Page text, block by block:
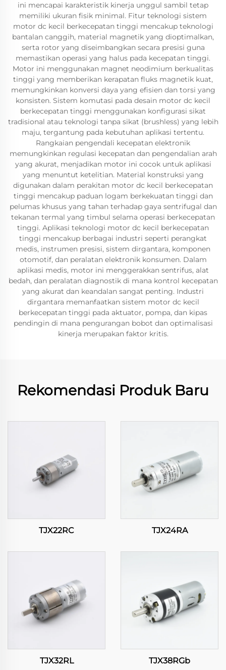
ini mencapai karakteristik kinerja unggul sambil tetap
memiliki ukuran fisik minimal. Fitur teknologi sistem
motor dc kecil berkecepatan tinggi mencakup teknologi
bantalan canggih, material magnetik yang dioptimalkan,
serta rotor yang diseimbangkan secara presisi guna
memastikan operasi yang halus pada kecepatan tinggi.
Motor ini menggunakan magnet neodimium berkualitas
tinggi yang memberikan kerapatan fluks magnetik kuat,
memungkinkan konversi daya yang efisien dan torsi yang
konsisten. Sistem komutasi pada desain motor dc kecil
berkecepatan tinggi menggunakan konfigurasi sikat
tradisional atau teknologi tanpa sikat (brushless) yang lebih
maju, tergantung pada kebutuhan aplikasi tertentu.
Rangkaian pengendali kecepatan elektronik
memungkinkan regulasi kecepatan dan pengendalian arah
yang akurat, menjadikan motor ini cocok untuk aplikasi
yang menuntut ketelitian. Material konstruksi yang
digunakan dalam perakitan motor dc kecil berkecepatan
tinggi mencakup paduan logam berkekuatan tinggi dan
pelumas khusus yang tahan terhadap gaya sentrifugal dan
tekanan termal yang timbul selama operasi berkecepatan
tinggi. Aplikasi teknologi motor dc kecil berkecepatan
tinggi mencakup berbagai industri seperti perangkat
medis, instrumen presisi, sistem dirgantara, komponen
otomotif, dan peralatan elektronik konsumen. Dalam
aplikasi medis, motor ini menggerakkan sentrifus, alat
bedah, dan peralatan diagnostik di mana kontrol kecepatan
yang akurat dan keandalan sangat penting. Industri
dirgantara memanfaatkan sistem motor dc kecil
berkecepatan tinggi pada aktuator, pompa, dan kipas
pendingin di mana pengurangan bobot dan optimalisasi
kinerja merupakan faktor kritis.
Rekomendasi Produk Baru
TJX22RC TJX24RA
TJX32RL TJX38RGb